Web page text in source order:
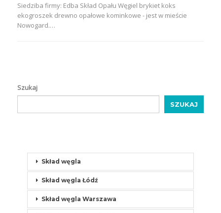
Siedziba firmy: Edba Skład Opału Węgiel brykiet koks
ekogroszek drewno opałowe kominkowe - jest w mieście
Nowogard.…
Szukaj
SZUKAJ
Skład węgla
Skład węgla Łódź
Skład węgla Warszawa